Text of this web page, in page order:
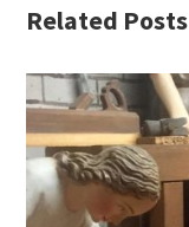
Related Posts